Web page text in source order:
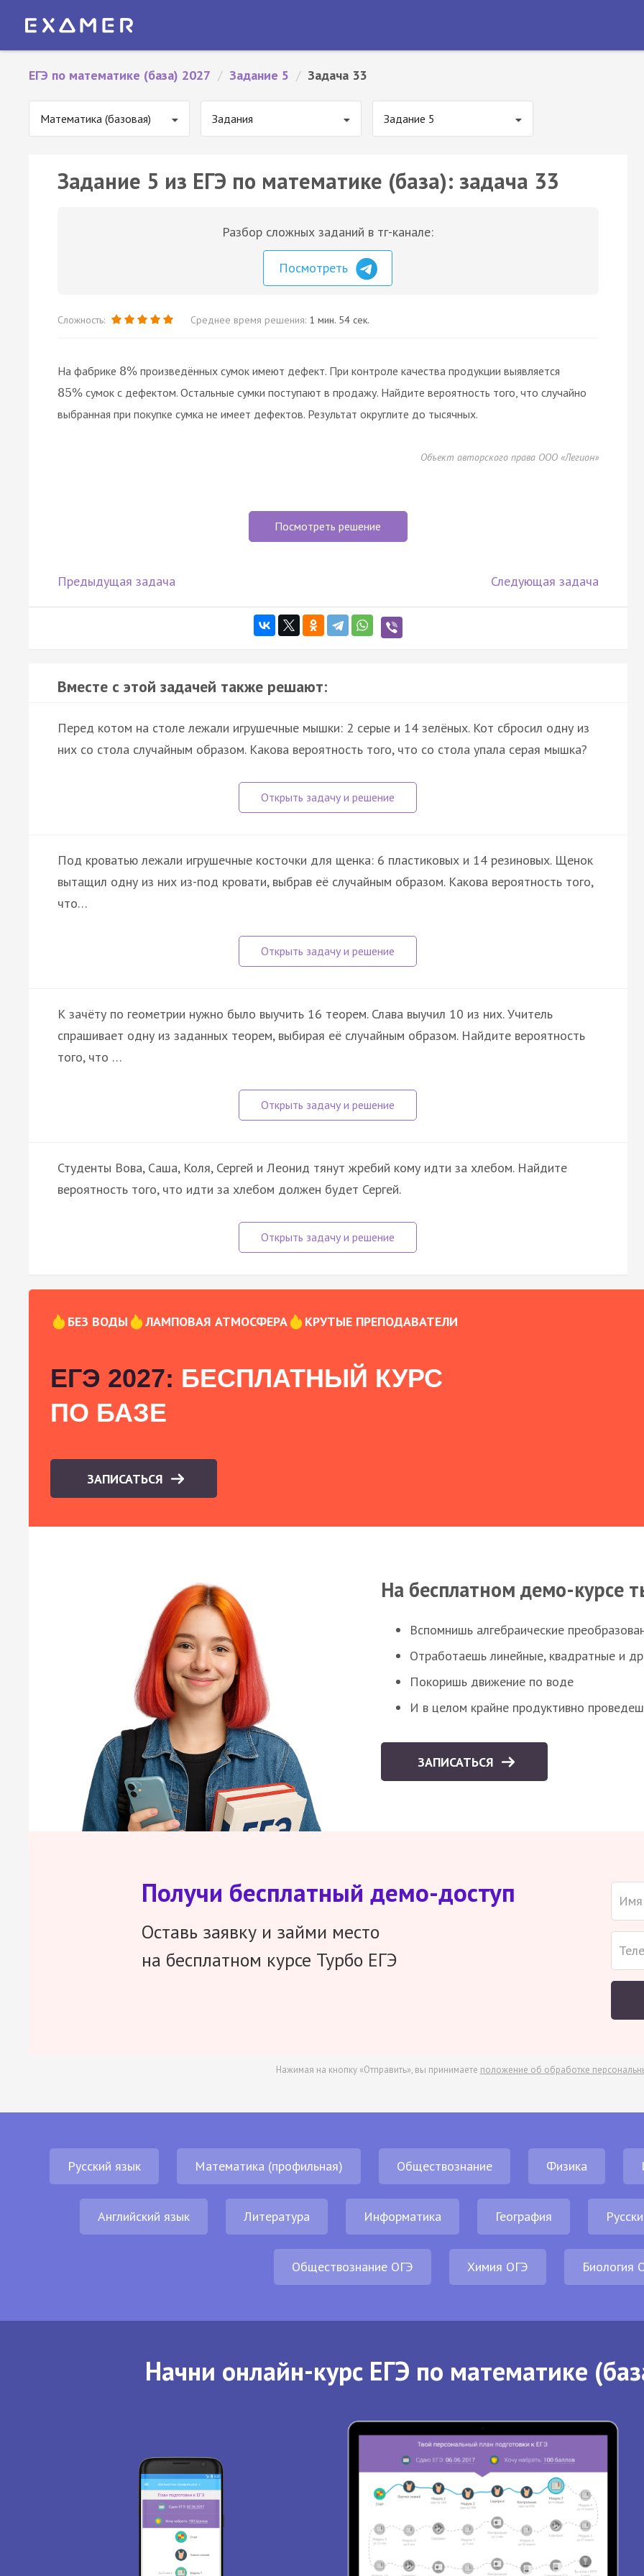
ЕГЭ по математике (база) 2027 / Задание 5 / Задача 33
Математика (базовая) Задания Задание 5
Задание 5 из ЕГЭ по математике (база): задача 33
Разбор сложных заданий в тг-канале:
Посмотреть
Сложность: Среднее время решения: 1 мин. 54 сек.
На фабрике 8% произведённых сумок имеют дефект. При контроле качества продукции выявляется
85% сумок с дефектом. Остальные сумки поступают в продажу. Найдите вероятность того, что случайно
выбранная при покупке сумка не имеет дефектов. Результат округлите до тысячных.
Объект авторского права ООО «Легион»
Посмотреть решение
Предыдущая задача Следующая задача
Вместе с этой задачей также решают:
Перед котом на столе лежали игрушечные мышки: 2 серые и 14 зелёных. Кот сбросил одну из
них со стола случайным образом. Какова вероятность того, что со стола упала серая мышка?
Под кроватью лежали игрушечные косточки для щенка: 6 пластиковых и 14 резиновых. Щенок
вытащил одну из них из-под кровати, выбрав её случайным образом. Какова вероятность того,
что…
К зачёту по геометрии нужно было выучить 16 теорем. Слава выучил 10 из них. Учитель
спрашивает одну из заданных теорем, выбирая её случайным образом. Найдите вероятность
того, что …
Студенты Вова, Саша, Коля, Сергей и Леонид тянут жребий кому идти за хлебом. Найдите
вероятность того, что идти за хлебом должен будет Сергей.
БЕЗ ВОДЫ ЛАМПОВАЯ АТМОСФЕРА КРУТЫЕ ПРЕПОДАВАТЕЛИ
ЕГЭ 2027: БЕСПЛАТНЫЙ КУРС
ПО БАЗЕ
ЗАПИСАТЬСЯ
На бесплатном демо-курсе
Вспомнишь алгебраические
Отработаешь линейные, квадратные и
Покоришь движение по воде
И в целом крайне продуктивно
ЗАПИСАТЬСЯ
Получи бесплатный демо-доступ
Оставь заявку и займи место
на бесплатном курсе Турбо ЕГЭ
Нажимая на кнопку «Отправить», вы принимаете положение об обработке
Русский язык Математика (профильная) Обществознание Физика
Английский язык Литература Информатика География
Обществознание ОГЭ Химия ОГЭ Биология
Начни онлайн-курс ЕГЭ по математике